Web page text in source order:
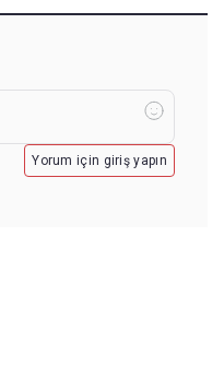
Yorum için giriş yapın